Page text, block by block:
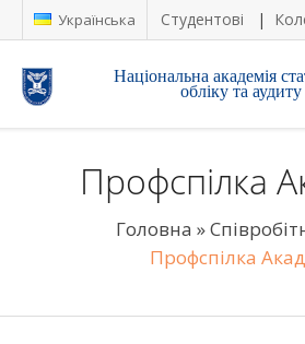
Українська Студентові
Національна академія
обліку та аудиту
Профспілка
Головна »
Профспілка